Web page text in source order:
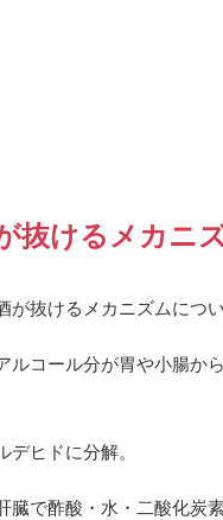
抜けるメカニ
抜けるメカニズムにつ
ルコール分が胃や小腸か
ヒドに分解。
で酢酸・水・二酸化炭